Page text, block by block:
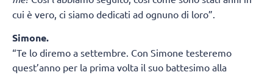
cui è vero, ci siamo dedicati ad ognuno di loro”.
Simone.
“Te lo diremo a settembre. Con Simone testeremo
quest’anno per la prima volta il suo battesimo alla